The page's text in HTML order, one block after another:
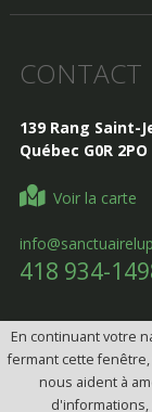
CONTACT
139 Rang Saint-
Québec G0R 2PO
Voir la carte
418 934-
Design,
telorDesign
En continuant votre
fermant cette
nous aident à